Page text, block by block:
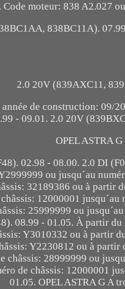
Code moteur: 838 A2.027
838BC11A).
2.0 20V (839AXC11,
année de construction: 09/
- 09.01. 2.0 20V
OPEL ASTRA
02.98 - 08.00. 2.0 DI
ou jusqu´au
32189386 ou à partir
12000001
25999999 ou
08.99 - 01.05. À partir du
Y3010332 ou à partir
Y2230812 ou à partir
châssis: 28999999 ou
de châssis: 12000001
01.05. OPEL ASTRA G A